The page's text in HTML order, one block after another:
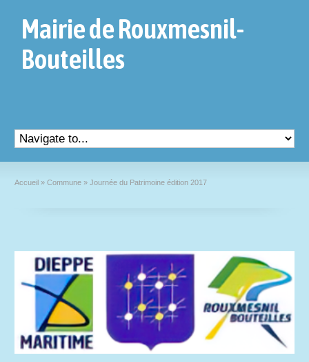
Mairie de Rouxmesnil-
Bouteilles
Accueil » Commune » Journée du Patrimoine édition 2017